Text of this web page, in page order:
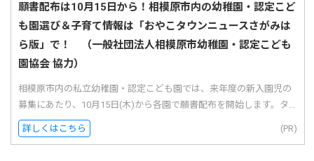
願書配布は10月15日から！相模原市内の幼稚園・認定こど
も園選び＆子育て情報は「おやこタウンニュースさがみは
ら版」で！ （一般社団法人相模原市幼稚園・認定こども
園協会 協力）
相模原市内の私立幼稚園・認定こども園では、来年度の新入園児の
募集にあたり、10月15日(木)から各園で願書配布を開始します。タ...
詳しくはこちら (PR)